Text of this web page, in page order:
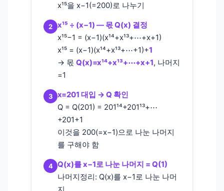
x¹⁵을 x−1(=200)로 나누기
2
x¹⁵ ÷ (x−1) — 몫 Q(x) 결정
x¹⁵−1 = (x−1)(x¹⁴+x¹³+⋯+x+1)
x¹⁵ = (x−1)(x¹⁴+x¹³+⋯+1)+1
→ 몫 Q(x)=x¹⁴+x¹³+⋯+x+1, 나머지
=1
3
x=201 대입 → Q 확인
Q = Q(201) = 201¹⁴+201¹³+⋯
+201+1
이것을 200(=x−1)으로 나눈 나머지
를 구해야 함
4 Q(x)를 x−1로 나눈 나머지 = Q(1)
나머지정리: Q(x)를 x−1로 나눈 나머